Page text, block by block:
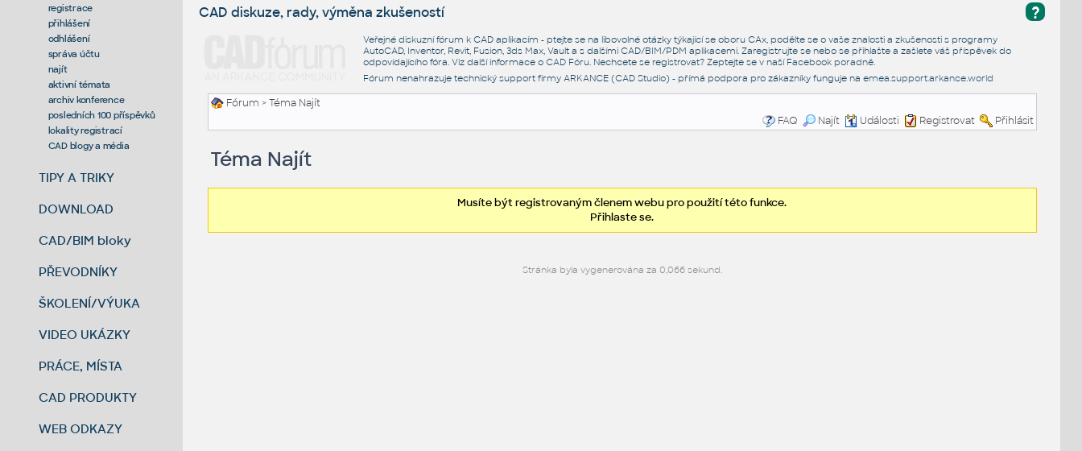
registrace
přihlášení
odhlášení
správa účtu
najít
aktivní témata
archiv konference
posledních 100 příspěvků
lokality registrací
CAD blogy a média
TIPY A TRIKY
DOWNLOAD
CAD/BIM bloky
PŘEVODNÍKY
ŠKOLENÍ/VÝUKA
VIDEO UKÁZKY
PRÁCE, MÍSTA
CAD PRODUKTY
WEB ODKAZY
?
CAD diskuze, rady, výměna zkušeností
Veřejné diskuzní fórum k CAD aplikacím - ptejte se na libovolné otázky týkající se oboru CAx, podělte se o vaše znalosti a zkušenosti s programy
AutoCAD, Inventor, Revit, Fusion, 3ds Max, Vault a s dalšími CAD/BIM/PDM aplikacemi. Zaregistrujte se nebo se přihlašte a zašlete váš příspěvek do
odpovídajícího fóra. Viz další informace o CAD Fóru. Nechcete se registrovat? Zeptejte se v naší Facebook poradně.
Fórum nenahrazuje technický support firmy ARKANCE (CAD Studio) - přímá podpora pro zákazníky funguje na emea.support.arkance.world
Fórum > Téma Najít
FAQ
Najít Události Registrovat Přihlásit
Téma Najít
Musíte být registrovaným členem webu pro použití této funkce.
Přihlaste se.
Stránka byla vygenerována za 0,066 sekund.